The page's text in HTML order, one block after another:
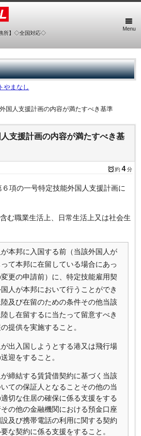
務所】◇全国対応◇
Menu
やまなし
国人支援計画の内容が満たすべき基準
支援計画の内容が満たすべき基
約 4分
６項の一号特定技能外国人支援計画に
む職業生活上、日常生活上又は社会生
が本邦に入国する前（当該外国人が
て本邦に在留している場合にあっ
更の申請前）に、特定技能雇用契
人が本邦において行うことができ
及び在留のための条件その他当該
し在留するに当たって留意すべき
提供を実施すること。
が出入国しようとする港又は飛行場
迎をすること。
が締結する賃貸借契約に基づく当該
ての保証人となることその他の当
切な住居の確保に係る支援をする
の他の金融機関における預金口座
及び携帯電話の利用に関する契約
な契約に係る支援をすること。